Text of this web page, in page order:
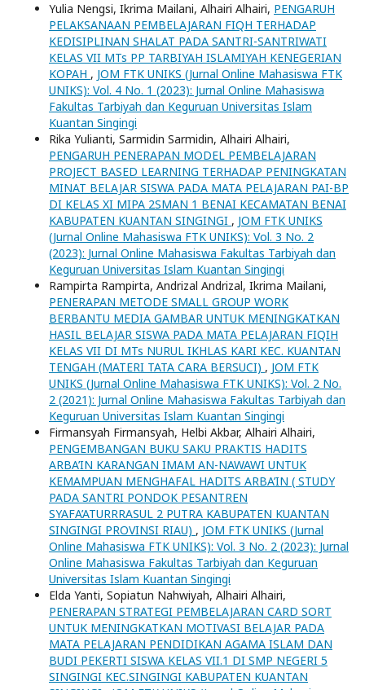
Yulia Nengsi, Ikrima Mailani, Alhairi Alhairi, PENGARUH
PELAKSANAAN PEMBELAJARAN FIQH TERHADAP
KEDISIPLINAN SHALAT PADA SANTRI-SANTRIWATI
KELAS VII MTs PP TARBIYAH ISLAMIYAH KENEGERIAN
KOPAH , JOM FTK UNIKS (Jurnal Online Mahasiswa FTK
UNIKS): Vol. 4 No. 1 (2023): Jurnal Online Mahasiswa
Fakultas Tarbiyah dan Keguruan Universitas Islam
Kuantan Singingi
Rika Yulianti, Sarmidin Sarmidin, Alhairi Alhairi,
PENGARUH PENERAPAN MODEL PEMBELAJARAN
PROJECT BASED LEARNING TERHADAP PENINGKATAN
MINAT BELAJAR SISWA PADA MATA PELAJARAN PAI-BP
DI KELAS XI MIPA 2SMAN 1 BENAI KECAMATAN BENAI
KABUPATEN KUANTAN SINGINGI , JOM FTK UNIKS
(Jurnal Online Mahasiswa FTK UNIKS): Vol. 3 No. 2
(2023): Jurnal Online Mahasiswa Fakultas Tarbiyah dan
Keguruan Universitas Islam Kuantan Singingi
Rampirta Rampirta, Andrizal Andrizal, Ikrima Mailani,
PENERAPAN METODE SMALL GROUP WORK
BERBANTU MEDIA GAMBAR UNTUK MENINGKATKAN
HASIL BELAJAR SISWA PADA MATA PELAJARAN FIQIH
KELAS VII DI MTs NURUL IKHLAS KARI KEC. KUANTAN
TENGAH (MATERI TATA CARA BERSUCI) , JOM FTK
UNIKS (Jurnal Online Mahasiswa FTK UNIKS): Vol. 2 No.
2 (2021): Jurnal Online Mahasiswa Fakultas Tarbiyah dan
Keguruan Universitas Islam Kuantan Singingi
Firmansyah Firmansyah, Helbi Akbar, Alhairi Alhairi,
PENGEMBANGAN BUKU SAKU PRAKTIS HADITS
ARBA’IN KARANGAN IMAM AN-NAWAWI UNTUK
KEMAMPUAN MENGHAFAL HADITS ARBA’IN ( STUDY
PADA SANTRI PONDOK PESANTREN
SYAFA’ATURRRASUL 2 PUTRA KABUPATEN KUANTAN
SINGINGI PROVINSI RIAU) , JOM FTK UNIKS (Jurnal
Online Mahasiswa FTK UNIKS): Vol. 3 No. 2 (2023): Jurnal
Online Mahasiswa Fakultas Tarbiyah dan Keguruan
Universitas Islam Kuantan Singingi
Elda Yanti, Sopiatun Nahwiyah, Alhairi Alhairi,
PENERAPAN STRATEGI PEMBELAJARAN CARD SORT
UNTUK MENINGKATKAN MOTIVASI BELAJAR PADA
MATA PELAJARAN PENDIDIKAN AGAMA ISLAM DAN
BUDI PEKERTI SISWA KELAS VII.1 DI SMP NEGERI 5
SINGINGI KEC.SINGINGI KABUPATEN KUANTAN